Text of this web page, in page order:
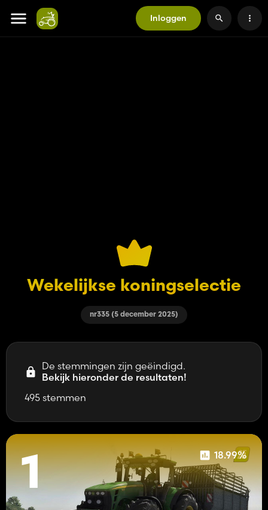
Inloggen
Wekelijkse koningselectie
nr335 (5 december 2025)
De stemmingen zijn geëindigd.
Bekijk hieronder de resultaten!
495 stemmen
1 18.99%